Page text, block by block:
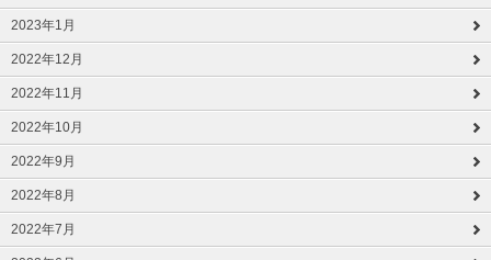
2023年1月
2022年12月
2022年11月
2022年10月
2022年9月
2022年8月
2022年7月